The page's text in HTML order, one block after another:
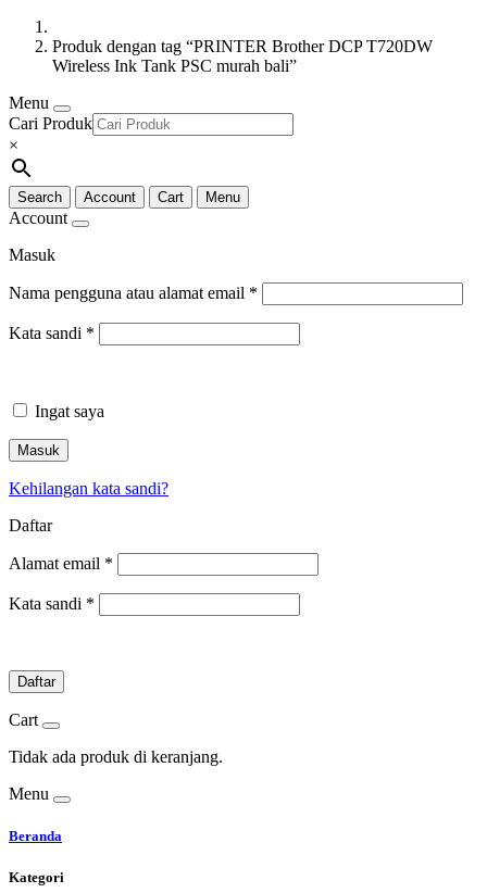
Produk dengan tag “PRINTER Brother DCP T720DW
Wireless Ink Tank PSC murah bali”
Menu
Cari Produk
×
Search Account Cart Menu
Account
Masuk
Nama pengguna atau alamat email *
Kata sandi *
Ingat saya
Masuk
Kehilangan kata sandi?
Daftar
Alamat email *
Kata sandi *
Daftar
Cart
Tidak ada produk di keranjang.
Menu
Beranda
Kategori